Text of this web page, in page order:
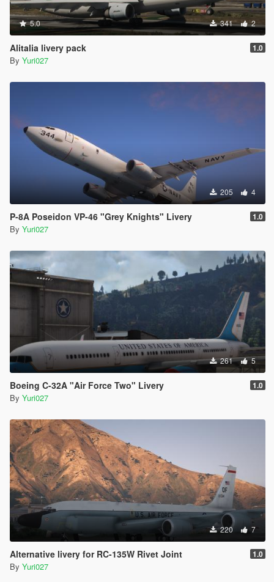
5.0 341 2
Alitalia livery pack 1.0
By Yuri027
205 4
P-8A Poseidon VP-46 "Grey Knights" Livery 1.0
By Yuri027
261 5
Boeing C-32A "Air Force Two" Livery 1.0
By Yuri027
220 7
Alternative livery for RC-135W Rivet Joint 1.0
By Yuri027